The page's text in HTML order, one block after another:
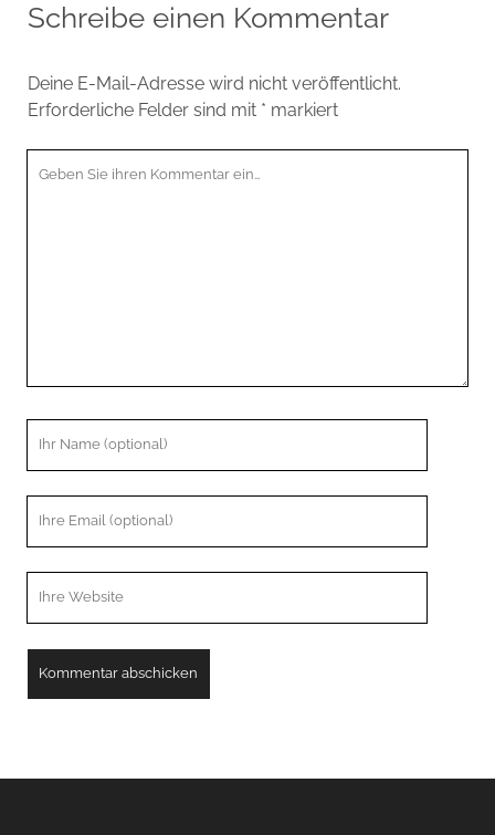
Schreibe einen Kommentar
Deine E-Mail-Adresse wird nicht veröffentlicht.
Erforderliche Felder sind mit * markiert